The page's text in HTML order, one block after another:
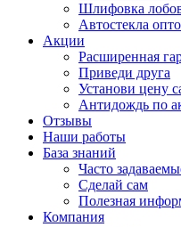
Шлифовка
Автостекла
Акции
Расширенная
Приведи друга
Установи цену
Антидождь по
Отзывы
Наши работы
База знаний
Часто
Сделай сам
Полезная
Компания